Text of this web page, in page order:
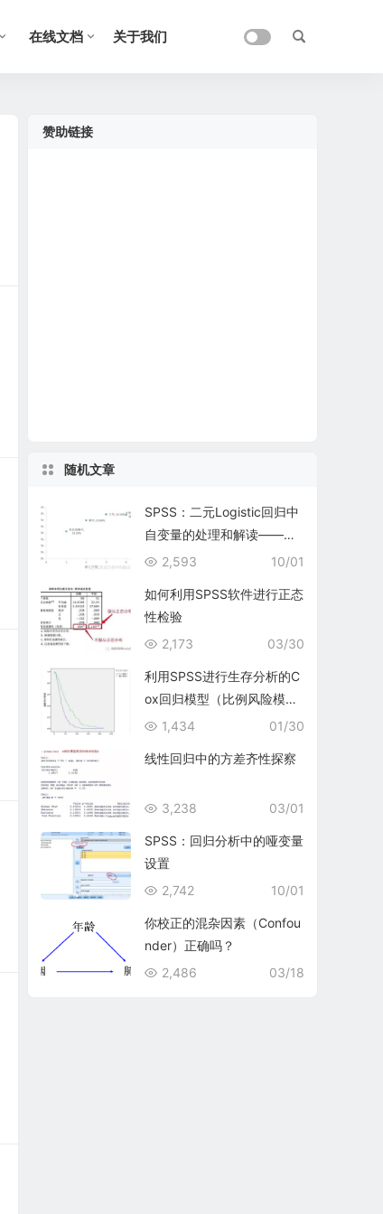
在线文档 关于我们
赞助链接
随机文章
SPSS：二元Logistic回归中
自变量的处理和解读——有
序多分类变量的处理
10/01
2,593
如何利用SPSS软件进行正态
性检验
03/30
2,173
利用SPSS进行生存分析的C
ox回归模型（比例风险模
型）
01/30
1,434
线性回归中的方差齐性探察
03/01
3,238
SPSS：回归分析中的哑变量
设置
10/01
2,742
你校正的混杂因素（Confou
nder）正确吗？
03/18
2,486